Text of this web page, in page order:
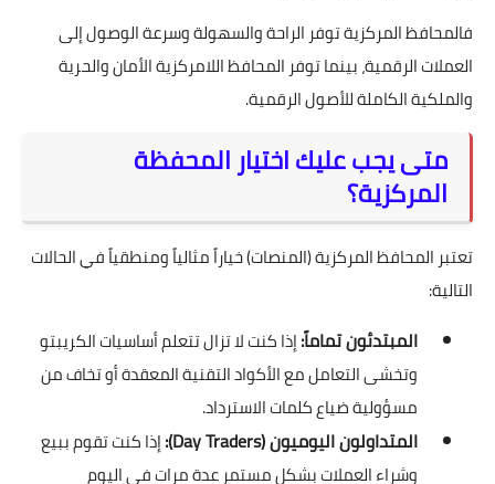
فالمحافظ المركزية توفر الراحة والسهولة وسرعة الوصول إلى
العملات الرقمية، بينما توفر المحافظ اللامركزية الأمان والحرية
والملكية الكاملة للأصول الرقمية.
متى يجب عليك اختيار المحفظة
المركزية؟
تعتبر المحافظ المركزية (المنصات) خياراً مثالياً ومنطقياً في الحالات
التالية:
المبتدئون تماماً:إذا كنت لا تزال تتعلم أساسيات الكريبتو
وتخشى التعامل مع الأكواد التقنية المعقدة أو تخاف من
مسؤولية ضياع كلمات الاسترداد.
المتداولون اليوميون (Day Traders):
إذا كنت تقوم ببيع
وشراء العملات بشكل مستمر عدة مرات في اليوم